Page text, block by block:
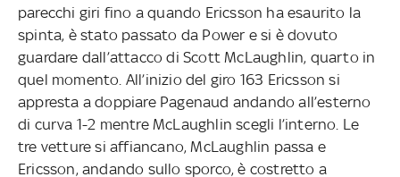
parecchi giri fino a quando Ericsson ha esaurito la
spinta, è stato passato da Power e si è dovuto
guardare dall’attacco di Scott McLaughlin, quarto in
quel momento. All’inizio del giro 163 Ericsson si
appresta a doppiare Pagenaud andando all’esterno
di curva 1-2 mentre McLaughlin scegli l’interno. Le
tre vetture si affiancano, McLaughlin passa e
Ericsson, andando sullo sporco, è costretto a